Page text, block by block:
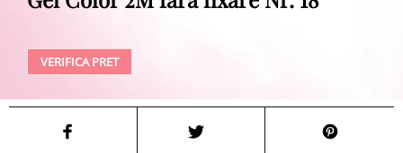
VERIFICA PRET